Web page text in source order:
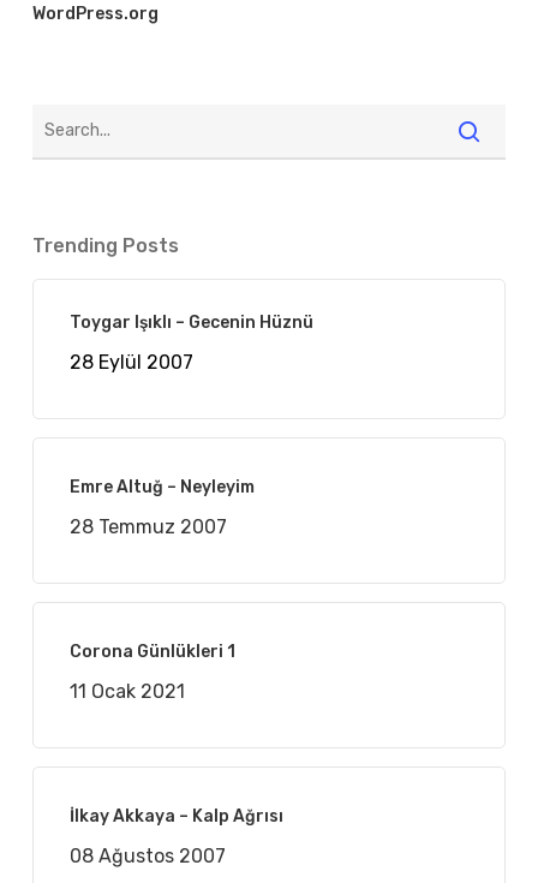
WordPress.org
Trending Posts
Toygar Işıklı – Gecenin Hüznü
28 Eylül 2007
Emre Altuğ – Neyleyim
28 Temmuz 2007
Corona Günlükleri 1
11 Ocak 2021
İlkay Akkaya – Kalp Ağrısı
08 Ağustos 2007